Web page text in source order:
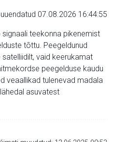
07.08.2026 16:44:55
teekonna pikenemist
tõttu. Peegeldunud
vaid keerukamat
peegelduse kaudu
veaallikad tulenevad madala
asuvatest